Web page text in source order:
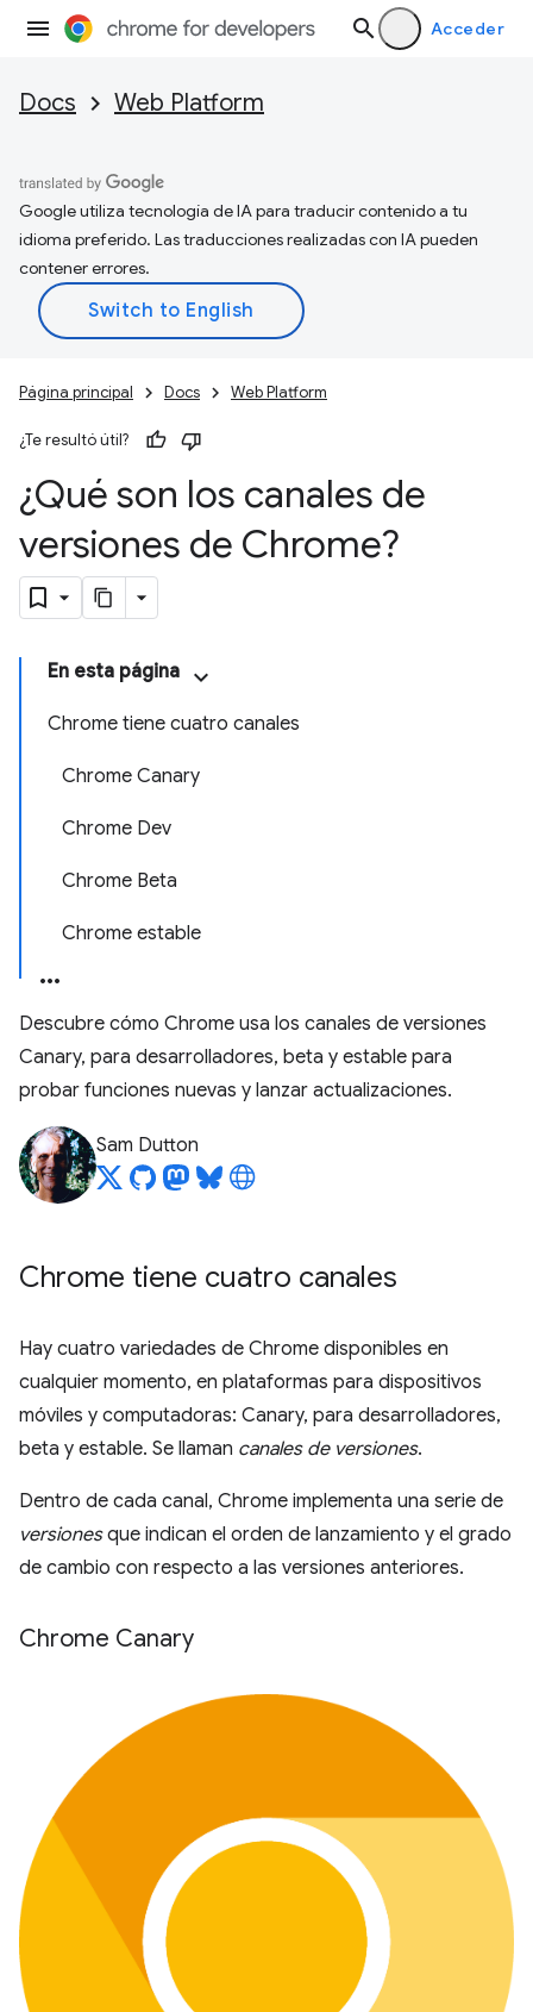
Acceder
Docs Web Platform
Google utiliza tecnología de IA para traducir contenido a tu
idioma preferido. Las traducciones realizadas con IA pueden
contener errores.
Página principal Docs Web Platform
¿Te resultó útil?
¿Qué son los canales de
versiones de Chrome?
En esta página
Chrome tiene cuatro canales
Chrome Canary
Chrome Dev
Chrome Beta
Chrome estable
Descubre cómo Chrome usa los canales de versiones
Canary, para desarrolladores, beta y estable para
probar funciones nuevas y lanzar actualizaciones.
Sam Dutton
Chrome tiene cuatro canales
Hay cuatro variedades de Chrome disponibles en
cualquier momento, en plataformas para dispositivos
móviles y computadoras: Canary, para desarrolladores,
beta y estable. Se llaman canales de versiones.
Dentro de cada canal, Chrome implementa una serie de
versionesque indican el orden de lanzamiento y el grado
de cambio con respecto a las versiones anteriores.
Chrome Canary